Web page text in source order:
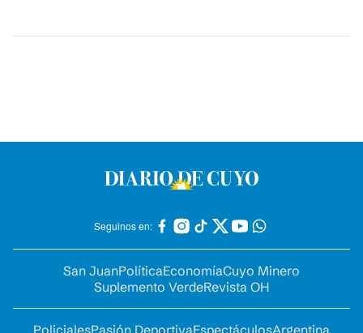
Seguinos en:
San JuanPolíticaEconomíaCuyo Minero
Suplemento VerdeRevista OH
PolicialesPasión DeportivaEspectáculosArgentina